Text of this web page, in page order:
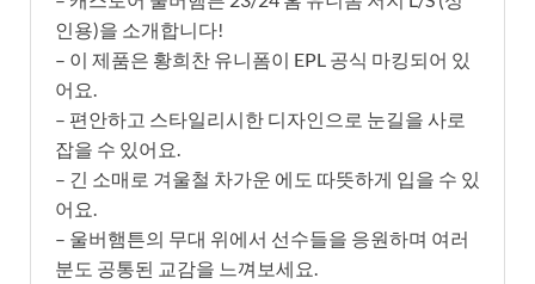
인용)을 소개합니다!
– 이 제품은 황희찬 유니폼이 EPL 공식 마킹되어 있
어요.
– 편안하고 스타일리시한 디자인으로 눈길을 사로
잡을 수 있어요.
– 긴 소매로 겨울철 차가운 에도 따뜻하게 입을 수 있
어요.
– 울버햄튼의 무대 위에서 선수들을 응원하며 여러
분도 공통된 교감을 느껴보세요.